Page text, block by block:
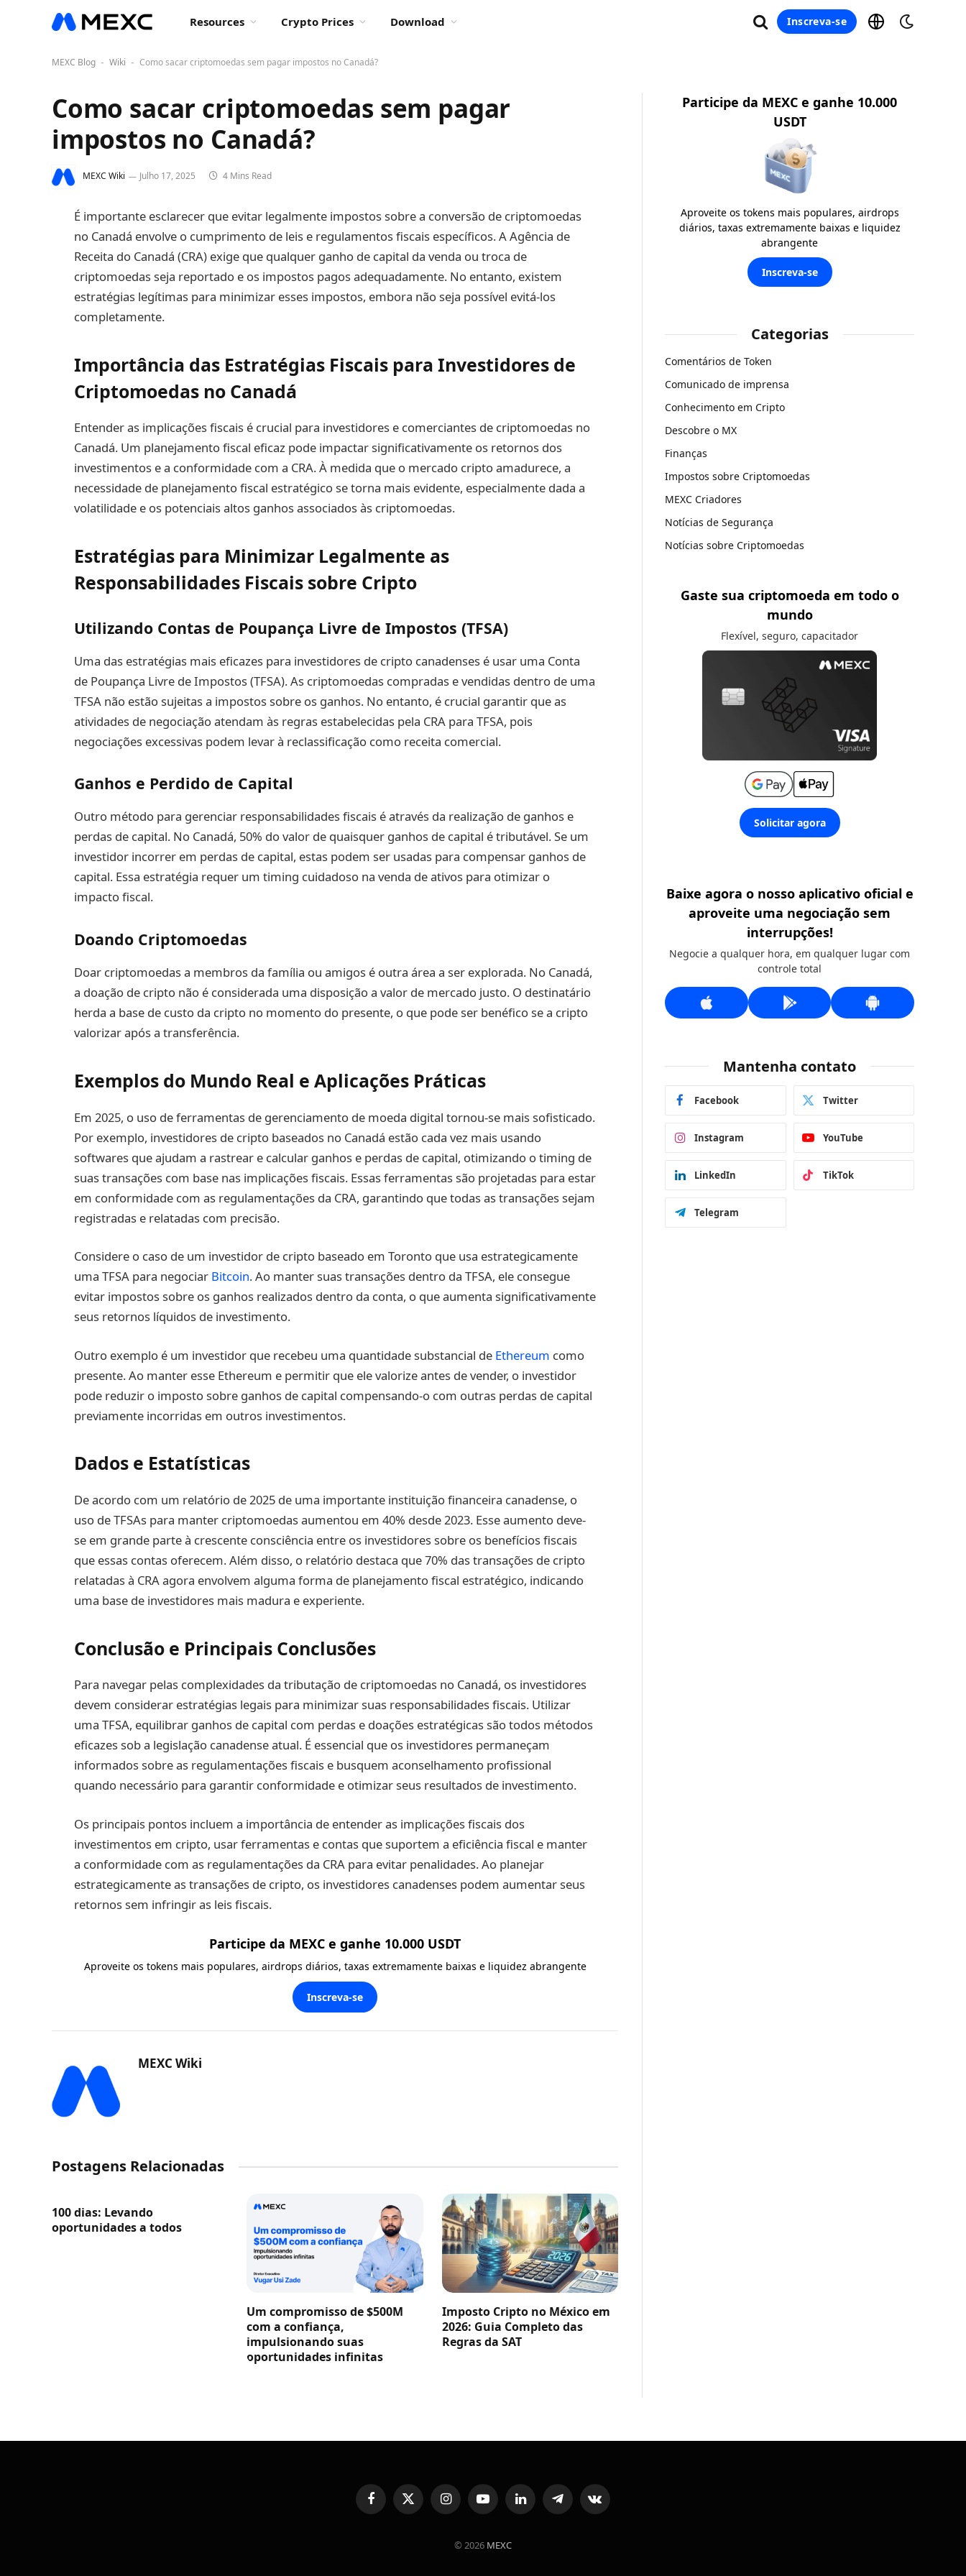
Resources Crypto Prices Download Inscreva-se
MEXC Blog - Wiki - Como sacar criptomoedas sem pagar impostos no Canadá?
Como sacar criptomoedas sem pagar
impostos no Canadá?
MEXC Wiki Julho 17, 2025 4 Mins Read
É importante esclarecer que evitar legalmente impostos sobre a conversão de criptomoedas
no Canadá envolve o cumprimento de leis e regulamentos fiscais específicos. A Agência de
Receita do Canadá (CRA) exige que qualquer ganho de capital da venda ou troca de
criptomoedas seja reportado e os impostos pagos adequadamente. No entanto, existem
estratégias legítimas para minimizar esses impostos, embora não seja possível evitá-los
completamente.
Importância das Estratégias Fiscais para Investidores de
Criptomoedas no Canadá
Entender as implicações fiscais é crucial para investidores e comerciantes de criptomoedas no
Canadá. Um planejamento fiscal eficaz pode impactar significativamente os retornos dos
investimentos e a conformidade com a CRA. À medida que o mercado cripto amadurece, a
necessidade de planejamento fiscal estratégico se torna mais evidente, especialmente dada a
volatilidade e os potenciais altos ganhos associados às criptomoedas.
Estratégias para Minimizar Legalmente as
Responsabilidades Fiscais sobre Cripto
Utilizando Contas de Poupança Livre de Impostos (TFSA)
Uma das estratégias mais eficazes para investidores de cripto canadenses é usar uma Conta
de Poupança Livre de Impostos (TFSA). As criptomoedas compradas e vendidas dentro de uma
TFSA não estão sujeitas a impostos sobre os ganhos. No entanto, é crucial garantir que as
atividades de negociação atendam às regras estabelecidas pela CRA para TFSA, pois
negociações excessivas podem levar à reclassificação como receita comercial.
Ganhos e Perdido de Capital
Outro método para gerenciar responsabilidades fiscais é através da realização de ganhos e
perdas de capital. No Canadá, 50% do valor de quaisquer ganhos de capital é tributável. Se um
investidor incorrer em perdas de capital, estas podem ser usadas para compensar ganhos de
capital. Essa estratégia requer um timing cuidadoso na venda de ativos para otimizar o
impacto fiscal.
Doando Criptomoedas
Doar criptomoedas a membros da família ou amigos é outra área a ser explorada. No Canadá,
a doação de cripto não é considerada uma disposição a valor de mercado justo. O destinatário
herda a base de custo da cripto no momento do presente, o que pode ser benéfico se a cripto
valorizar após a transferência.
Exemplos do Mundo Real e Aplicações Práticas
Em 2025, o uso de ferramentas de gerenciamento de moeda digital tornou-se mais sofisticado.
Por exemplo, investidores de cripto baseados no Canadá estão cada vez mais usando
softwares que ajudam a rastrear e calcular ganhos e perdas de capital, otimizando o timing de
suas transações com base nas implicações fiscais. Essas ferramentas são projetadas para estar
em conformidade com as regulamentações da CRA, garantindo que todas as transações sejam
registradas e relatadas com precisão.
Considere o caso de um investidor de cripto baseado em Toronto que usa estrategicamente
uma TFSA para negociar Bitcoin. Ao manter suas transações dentro da TFSA, ele consegue
evitar impostos sobre os ganhos realizados dentro da conta, o que aumenta significativamente
seus retornos líquidos de investimento.
Outro exemplo é um investidor que recebeu uma quantidade substancial de Ethereum como
presente. Ao manter esse Ethereum e permitir que ele valorize antes de vender, o investidor
pode reduzir o imposto sobre ganhos de capital compensando-o com outras perdas de capital
previamente incorridas em outros investimentos.
Dados e Estatísticas
De acordo com um relatório de 2025 de uma importante instituição financeira canadense, o
uso de TFSAs para manter criptomoedas aumentou em 40% desde 2023. Esse aumento deve-
se em grande parte à crescente consciência entre os investidores sobre os benefícios fiscais
que essas contas oferecem. Além disso, o relatório destaca que 70% das transações de cripto
relatadas à CRA agora envolvem alguma forma de planejamento fiscal estratégico, indicando
uma base de investidores mais madura e experiente.
Conclusão e Principais Conclusões
Para navegar pelas complexidades da tributação de criptomoedas no Canadá, os investidores
devem considerar estratégias legais para minimizar suas responsabilidades fiscais. Utilizar
uma TFSA, equilibrar ganhos de capital com perdas e doações estratégicas são todos métodos
eficazes sob a legislação canadense atual. É essencial que os investidores permaneçam
informados sobre as regulamentações fiscais e busquem aconselhamento profissional
quando necessário para garantir conformidade e otimizar seus resultados de investimento.
Os principais pontos incluem a importância de entender as implicações fiscais dos
investimentos em cripto, usar ferramentas e contas que suportem a eficiência fiscal e manter
a conformidade com as regulamentações da CRA para evitar penalidades. Ao planejar
estrategicamente as transações de cripto, os investidores canadenses podem aumentar seus
retornos sem infringir as leis fiscais.
Participe da MEXC e ganhe 10.000 USDT
Aproveite os tokens mais populares, airdrops diários, taxas extremamente baixas e liquidez abrangente
Inscreva-se
MEXC Wiki
Postagens Relacionadas
100 dias: Levando
oportunidades a todos
Um compromisso de $500M
com a confiança,
impulsionando suas
oportunidades infinitas
Imposto Cripto no México em
2026: Guia Completo das
Regras da SAT
Participe da MEXC e ganhe 10.000
USDT
Aproveite os tokens mais populares, airdrops
diários, taxas extremamente baixas e liquidez
abrangente
Inscreva-se
Categorias
Comentários de Token
Comunicado de imprensa
Conhecimento em Cripto
Descobre o MX
Finanças
Impostos sobre Criptomoedas
MEXC Criadores
Notícias de Segurança
Notícias sobre Criptomoedas
Gaste sua criptomoeda em todo o
mundo
Flexível, seguro, capacitador
Solicitar agora
Baixe agora o nosso aplicativo oficial e
aproveite uma negociação sem
interrupções!
Negocie a qualquer hora, em qualquer lugar com
controle total
Mantenha contato
Facebook Twitter
Instagram YouTube
LinkedIn TikTok
Telegram
FacebookX
(Twitter)
InstagramYouTubeLinkedInTelegramVKontakte
© 2026 MEXC